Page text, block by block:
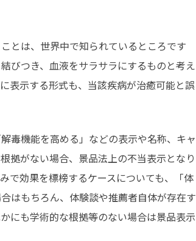
は、世界中で知られているところです
つき、血液をサラサラにするものと考え
表示する形式も、当該疾病が治癒可能と誤
毒機能を高める」などの表示や名称、キャ
拠がない場合、景品法上の不当表示となり
で効果を標榜するケースについても、「体
はもちろん、体験談や推薦者自体が存在す
にも学術的な根拠等のない場合は景品表示